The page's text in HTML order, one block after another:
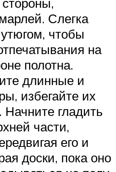
Слегка
чтобы
на
полотна.
длинные и
избегайте их
Начните гладить
части,
его и
доски, пока оно